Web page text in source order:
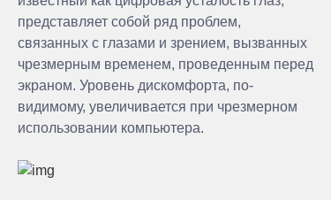
представляет собой ряд проблем,
связанных с глазами и зрением, вызванных
чрезмерным временем, проведенным перед
экраном. Уровень дискомфорта, по-
видимому, увеличивается при чрезмерном
использовании компьютера.